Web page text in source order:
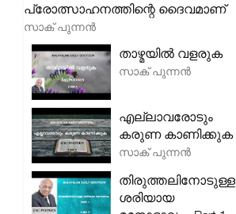
പ്രോത്സാഹനത്തിന്റെ ദൈവമാണ്
സാക് പുന്നൻ
താഴ്മയിൽ വളരുക
സാക് പുന്നൻ
എല്ലാവരോടും
കരുണ കാണിക്കുക
സാക് പുന്നൻ
തിരുത്തലിനോടുള്ള
ശരിയായ